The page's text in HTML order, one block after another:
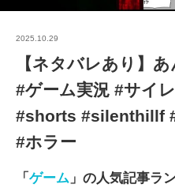
2025.10.29
【ネタバレあり】
#ゲーム実況 #サイ
#shorts #silenthillf
#ホラー
「 ゲーム 」の人気記事ラ